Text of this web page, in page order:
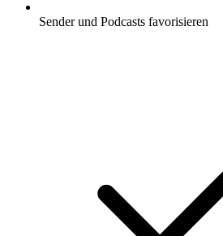
Sender und Podcasts favorisieren